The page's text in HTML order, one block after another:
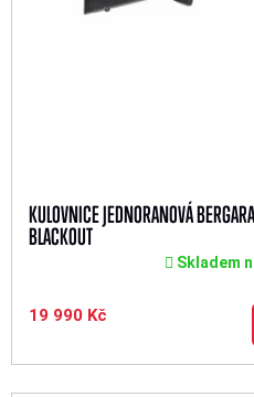
KULOVNICE JEDNORANOVÁ
BLACKOUT
Skladem
19 990 Kč